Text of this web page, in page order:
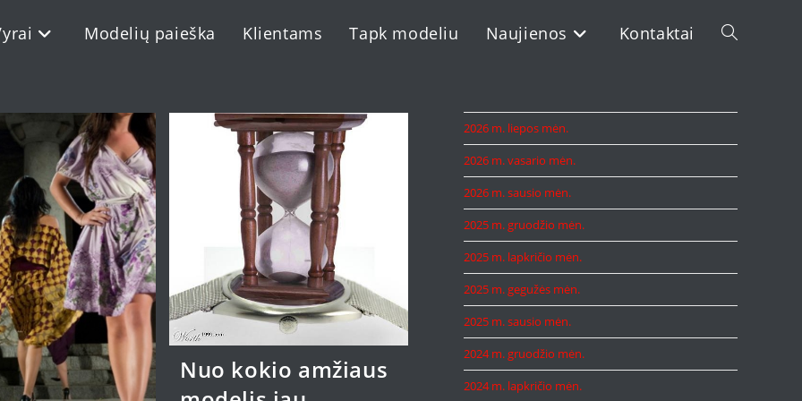
Modelių paieška Klientams Tapk modeliu Naujienos Kontaktai Toggle
Nuo kokio amžiaus
2026 m. liepos mėn.
2026 m. vasario mėn.
2026 m. sausio mėn.
2025 m. gruodžio mėn.
2025 m. lapkričio mėn.
2025 m. gegužės mėn.
2025 m. sausio mėn.
2024 m. gruodžio mėn.
2024 m. lapkričio mėn.